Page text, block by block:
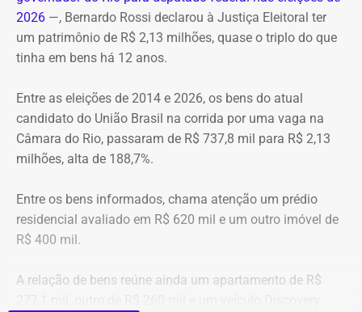
Pré-hora: 19h, com cobertura especial pelo YouTube do
TEMPO REAL
A operação mobilizou cerca de 40 militares, 11 viaturas e
4 unidades operacionais.
2026 —, Bernardo Rossi declarou à Justiça Eleitoral ter
um patrimônio de R$ 2,13 milhões, quase o triplo do que
tinha em bens há 12 anos.
Entre as eleições de 2014 e 2026, os bens do atual
candidato do União Brasil na corrida por uma vaga na
Câmara do Rio, passaram de R$ 737,8 mil para R$ 2,13
milhões, alta de 188,7%.
Entre os bens informados, chama atenção um prédio
residencial avaliado em R$ 620 mil e um outro imóvel de
R$ 400 mil.
A relação de bens reúne ainda um apartamento de R$